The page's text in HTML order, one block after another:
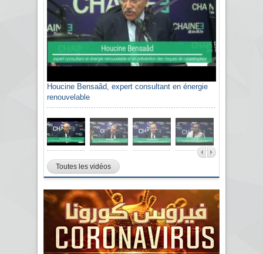
Houcine Bensaâd, expert consultant en énergie
renouvelable
Toutes les vidéos